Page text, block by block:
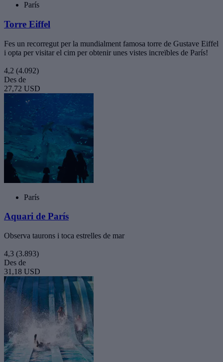
París
Torre Eiffel
Fes un recorregut per la mundialment famosa torre de Gustave Eiffel
i opta per visitar el cim per obtenir unes vistes increïbles de París!
4,2 (4.092)
Des de
27,72 USD
París
Aquari de París
Observa taurons i toca estrelles de mar
4,3 (3.893)
Des de
31,18 USD